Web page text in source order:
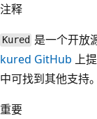
注释
Kured 是一个开放
kured GitHub 上
中可找到其他支持。
重要